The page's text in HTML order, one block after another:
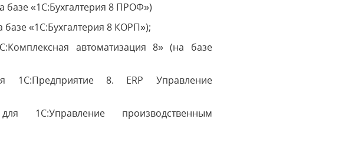
базе «1С:Бухгалтерия 8 ПРОФ»)
«1С:Бухгалтерия 8 КОРП»);
автоматизация 8» (на базе
1С:Предприятие 8. ERP Управление
1С:Управление производственным